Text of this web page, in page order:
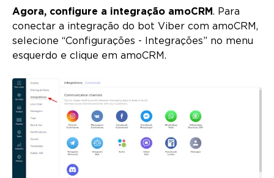
Agora, configure a integração amoCRM . Para
conectar a integração do bot Viber com amoCRM,
selecione “Configurações - Integrações” no menu
esquerdo e clique em amoCRM.